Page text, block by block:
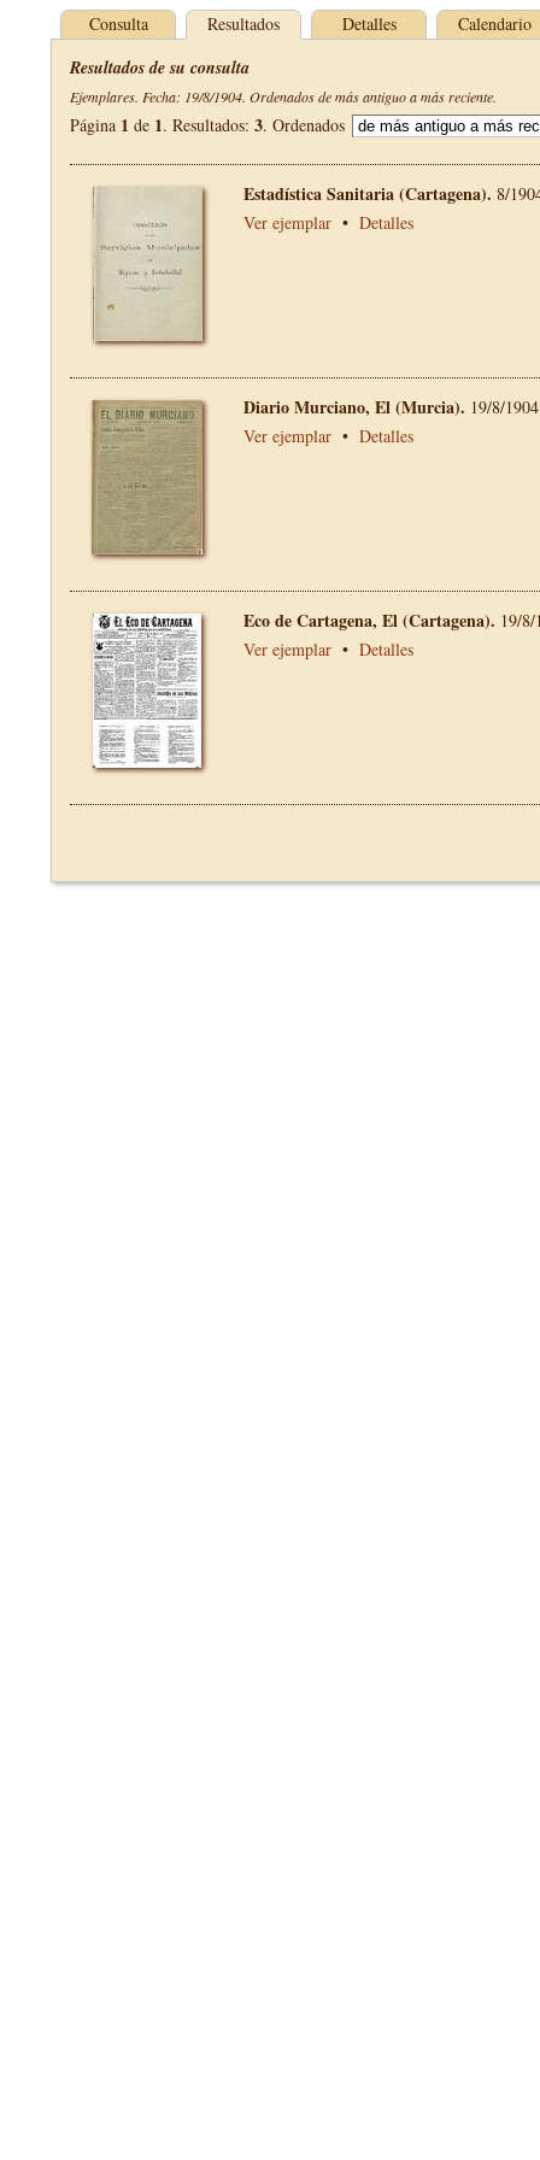
Consulta Resultados Detalles Calendario
Resultados de su consulta
Ejemplares. Fecha: 19/8/1904. Ordenados de más antiguo a más reciente.
Página 1 de 1. Resultados: 3. Ordenados
Estadística Sanitaria (Cartagena). 8/
Ver ejemplar • Detalles
Diario Murciano, El (Murcia). 19/8/
Ver ejemplar • Detalles
Eco de Cartagena, El (Cartagena). 19/
Ver ejemplar • Detalles